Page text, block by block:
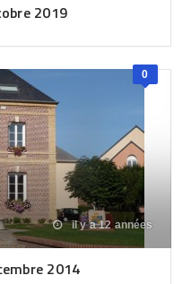
2019
0
il y a 12 années
2014